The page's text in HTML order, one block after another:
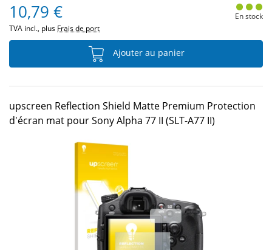
10,79 €
TVA incl., plus Frais de port
En stock
Ajouter au panier
upscreen Reflection Shield Matte Premium Protection
d'écran mat pour Sony Alpha 77 II (SLT-A77 II)